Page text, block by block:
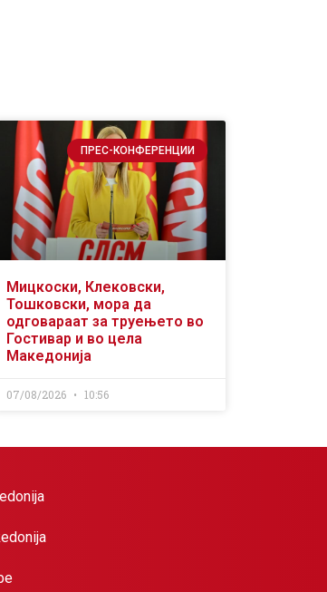
ПРЕС-КОНФЕРЕНЦИИ
Мицкоски, Клековски,
Тошковски, мора да
одговараат за труењето во
Гостивар и во цела
Македонија
07/08/2026 10:56